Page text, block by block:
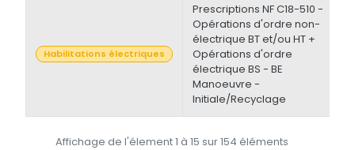
Habilitations électriques
Prescriptions NF C18-510 -
Opérations d'ordre non-
électrique BT et/ou HT +
Opérations d'ordre
électrique BS - BE
Manoeuvre -
Initiale/Recyclage
Affichage de l'élement 1 à 15 sur 154 éléments